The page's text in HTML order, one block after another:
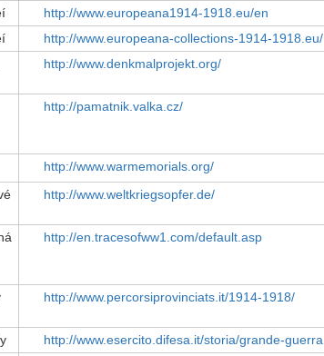
http://www.europeana1914-1918.eu/en
http://www.europeana-collections-1914-1918.eu/
http://www.denkmalprojekt.org/
http://pamatnik.valka.cz/
http://www.warmemorials.org/
http://www.weltkriegsopfer.de/
http://en.tracesofww1.com/default.asp
http://www.percorsiprovinciats.it/1914-1918/
http://www.esercito.difesa.it/storia/grande-guerra